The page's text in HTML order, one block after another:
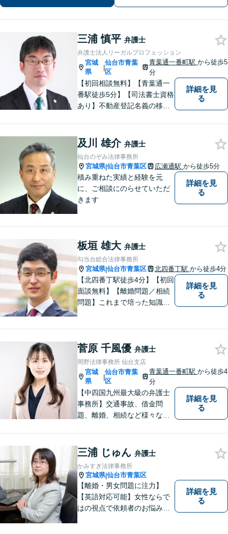
三浦 慎平 弁護士
弁護士法人リーガルプロフェッション
宮城
県
|
仙台市青葉
区
青葉通一番町駅から徒歩5
分
【初回相談無料】【青葉通一
番駅徒歩5分】【司法書士資格
あり】不動産登記名義の移転
産分割のほか、交通事故・離
婚・借金などあらゆる法律問
題に全力を尽くします。お困
りの方はまずはご相談くださ
い。
詳細を見
る
及川 雄介 弁護士
仙台のぞみ法律事務所
宮城県|仙台市青葉区 広瀬通駅 から徒歩5分
積み重ねた実績と経験を元
に、ご相談にのらせていただ
きます
詳細を見
る
板垣 雄大 弁護士
勾当台総合法律事務所
宮城県|仙台市青葉区 北四番丁駅 から徒歩4分
【北四番丁駅徒歩4分】【初回
面談無料】【離婚問題／相続
問題】これまで培った知識と
対応可能】丁寧かつ迅速多対
応でお悩みを解決します。
【明朗な料金体系】お気軽に
ご相談下さい。
詳細を見
る
菅原 千風優 弁護士
岡野法律事務所 仙台支店
宮城
県
|
仙台市青葉
区
青葉通一番町駅から徒歩4
分
【中四国九州最大級の弁護士
事務所】交通事故、借金問
題、離婚、相続など様々な問
まずはお気軽にご相談くださ
い！
詳細を見
る
三浦 じゅん 弁護士
かみすぎ法律事務所
宮城県|仙台市青葉区
【離婚・男女問題に注力】
【英語対応可能】女性ならで
はの視点で依頼者のお悩みに
詳細を見
る